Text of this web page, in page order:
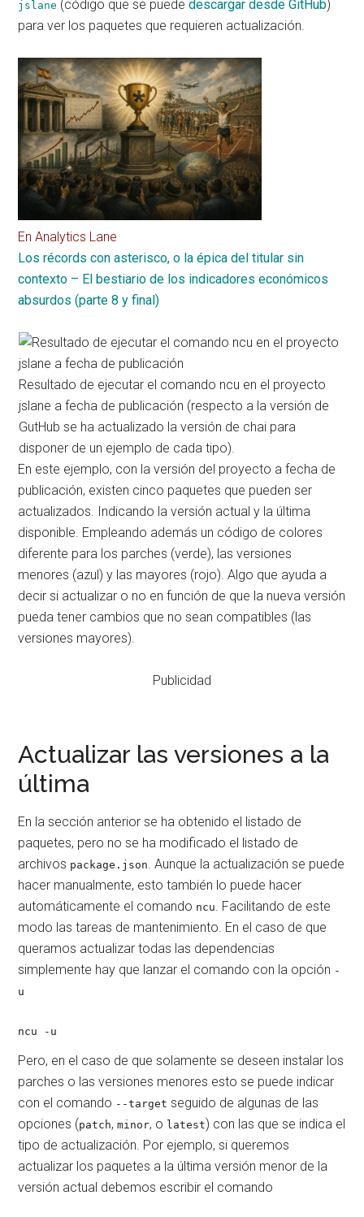
jslane (código que se puededescargar desde GitHub)
para ver los paquetes que requieren actualización.
En Analytics Lane
Los récords con asterisco, o la épica del titular sin
contexto – El bestiario de los indicadores económicos
absurdos (parte 8 y final)
Resultado de ejecutar el comando ncu en el proyecto
jslane a fecha de publicación (respecto a la versión de
GutHub se ha actualizado la versión de chai para
disponer de un ejemplo de cada tipo).
En este ejemplo, con la versión del proyecto a fecha de
publicación, existen cinco paquetes que pueden ser
actualizados. Indicando la versión actual y la última
disponible. Empleando además un código de colores
diferente para los parches (verde), las versiones
menores (azul) y las mayores (rojo). Algo que ayuda a
decir si actualizar o no en función de que la nueva versión
pueda tener cambios que no sean compatibles (las
versiones mayores).
Publicidad
Actualizar las versiones a la
última
En la sección anterior se ha obtenido el listado de
paquetes, pero no se ha modificado el listado de
archivos package.json. Aunque la actualización se puede
hacer manualmente, esto también lo puede hacer
automáticamente el comando ncu. Facilitando de este
modo las tareas de mantenimiento. En el caso de que
queramos actualizar todas las dependencias
simplemente hay que lanzar el comando con la opción -
u
ncu -u
Pero, en el caso de que solamente se deseen instalar los
parches o las versiones menores esto se puede indicar
con el comando --target seguido de algunas de las
opciones (patch,minor, o latest) con las que se indica el
tipo de actualización. Por ejemplo, si queremos
actualizar los paquetes a la última versión menor de la
versión actual debemos escribir el comando